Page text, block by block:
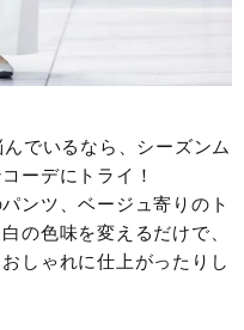
でいるなら、シーズンム
ーデにトライ！
ンツ、ベージュ寄りのト
の色味を変えるだけで、
しゃれに仕上がったりし